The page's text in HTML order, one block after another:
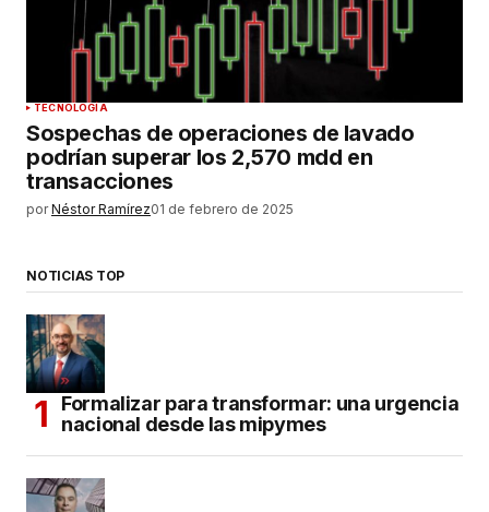
TECNOLOGÍA
Sospechas de operaciones de lavado
podrían superar los 2,570 mdd en
transacciones
por Néstor Ramírez01 de febrero de 2025
NOTICIAS TOP
Formalizar para transformar: una urgencia
nacional desde las mipymes